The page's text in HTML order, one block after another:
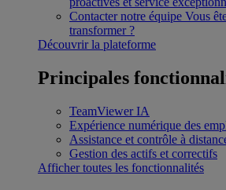
Contacter notre équipe Vous
transformer ?
Découvrir la plateforme
Principales
TeamViewer IA
Expérience numérique des
Assistance et contrôle à
Gestion des actifs et correctifs
Afficher toutes les fonctionnalités